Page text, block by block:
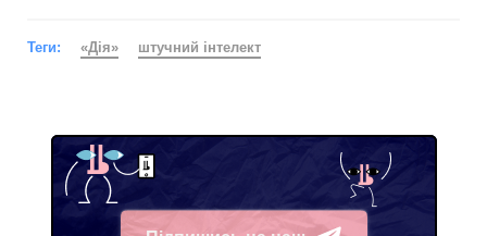
Теги: «Дія» штучний інтелект